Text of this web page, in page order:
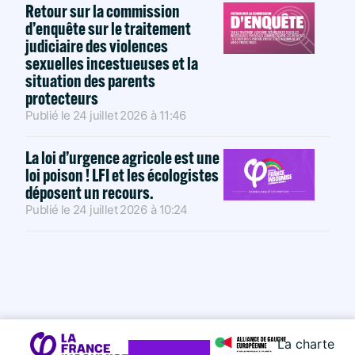
Retour sur la commission
d’enquête sur le traitement
judiciaire des violences
sexuelles incestueuses et la
situation des parents
protecteurs
Publié le 24 juillet 2026 à 11:46
La loi d’urgence agricole est une
loi poison ! LFI et les écologistes
déposent un recours.
Publié le 24 juillet 2026 à 10:24
La charte